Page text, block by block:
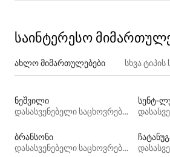
საინტერესო
ახლო მიმართულებები სხვა
ნეშვილი
დასასვენებელი საცხოვრებლები
სენტ-
ბრანსონი
დასასვენებელი საცხოვრებლები